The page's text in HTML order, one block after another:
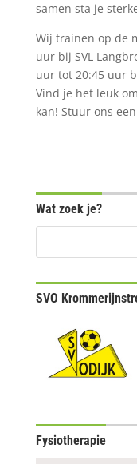
samen sta je
Wij trainen op de
uur bij SVL
uur tot 20:45 uur
Vind je het leuk
kan! Stuur ons
Wat zoek je?
SVO
Fysiotherapie